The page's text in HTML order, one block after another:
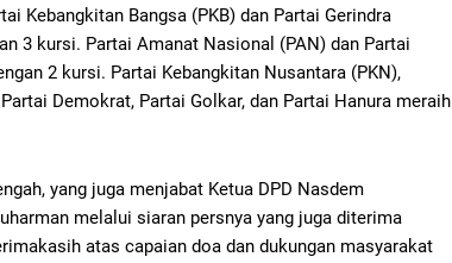
Kebangkitan Bangsa (PKB) dan Partai Gerindra
3 kursi. Partai Amanat Nasional (PAN) dan Partai
2 kursi. Partai Kebangkitan Nusantara (PKN),
Demokrat, Partai Golkar, dan Partai Hanura meraih
yang juga menjabat Ketua DPD Nasdem
melalui siaran persnya yang juga diterima
atas capaian doa dan dukungan masyarakat